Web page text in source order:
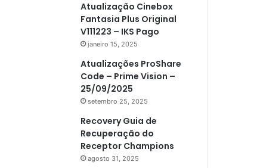
Atualização Cinebox
Fantasia Plus Original
V111223 – IKS Pago
janeiro 15, 2025
Atualizações ProShare
Code – Prime Vision –
25/09/2025
setembro 25, 2025
Recovery Guia de
Recuperação do
Receptor Champions
agosto 31, 2025